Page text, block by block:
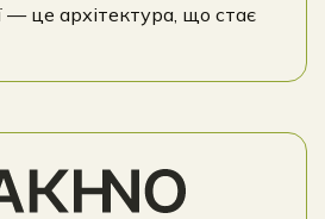
— це архітектура, що стає